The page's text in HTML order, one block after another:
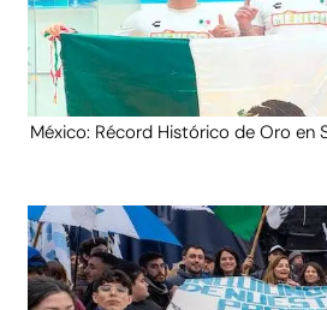
México: Récord Histórico de Oro en